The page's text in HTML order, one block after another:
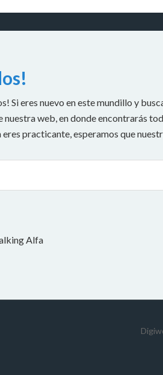
Si eres nuevo en este mundillo y
web, en donde encontrarás
practicante, esperamos que
Alfa